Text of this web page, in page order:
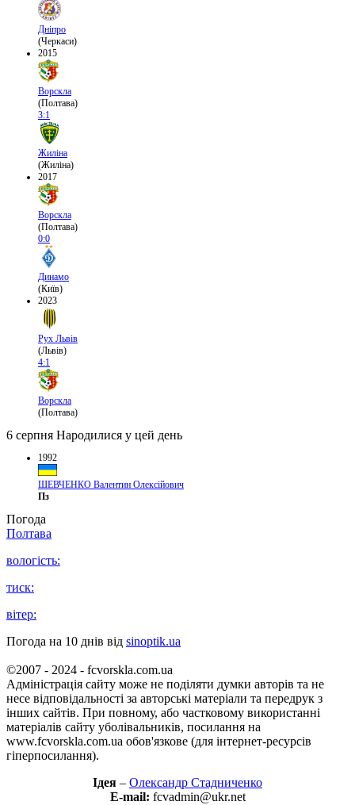
Дніпро
(Черкаси)
2015
Ворскла
(Полтава)
3:1
Жиліна
(Жиліна)
2017
Ворскла
(Полтава)
0:0
Динамо
(Київ)
2023
Рух Львів
(Львів)
4:1
Ворскла
(Полтава)
6 серпня Народилися у цей день
1992
ШЕВЧЕНКО Валентин Олексійович
Пз
Погода
Полтава
вологість:
тиск:
вітер:
Погода на 10 днів від sinoptik.ua
©2007 - 2024 - fcvorskla.com.ua
Адміністрація сайту може не поділяти думки авторів та не
несе відповідальності за авторські матеріали та передрук з
інших сайтів. При повному, або частковому використанні
матеріалів сайту уболівальників, посилання на
www.fcvorskla.com.ua обов'язкове (для інтернет-ресурсів
гіперпосилання).
Ідея – Олександр Стадниченко
E-mail: fcvadmin@ukr.net